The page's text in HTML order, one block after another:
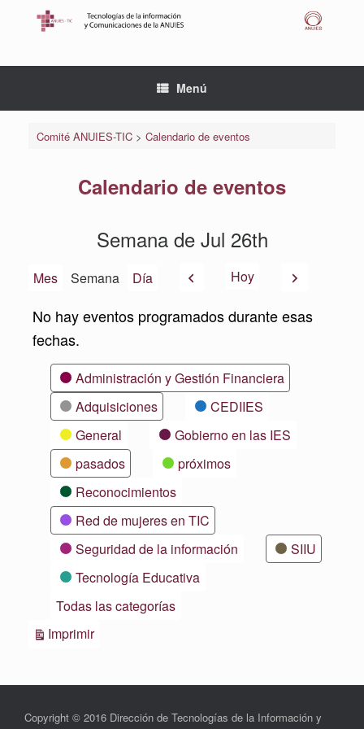
Menú
Comité ANUIES-TIC> Calendario de eventos
Calendario de eventos
Semana de Jul 26th
Mes Semana Día AnteriorHoy Siguiente
No hay eventos programados durante esas
fechas.
CategoríasAdministración y Gestión Financiera
Adquisiciones
CEDIIES
General
Gobierno en las IES
pasados
próximos
Reconocimientos
Red de mujeres en TIC
Seguridad de la información
SIIU
Tecnología Educativa
Todas las categorías
ImprimirVistas
Copyright © 2016 Dirección de Tecnologías de la Información y